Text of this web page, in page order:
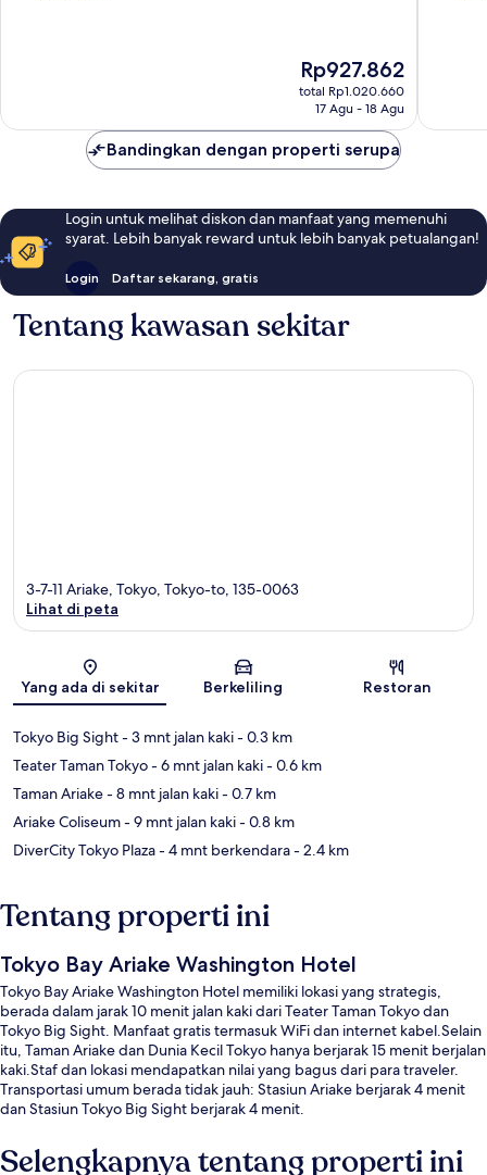
Harga
sekarang
Rp927.862
Rp927.862
total Rp1.020.660
17 Agu - 18 Agu
Bandingkan dengan properti serupa
Login untuk melihat diskon dan manfaat yang memenuhi
syarat. Lebih banyak reward untuk lebih banyak petualangan!
Login Daftar sekarang, gratis
Tentang kawasan sekitar
Peta
3-7-11 Ariake, Tokyo, Tokyo-to, 135-0063
Lihat di peta
Yang ada di sekitar Berkeliling Restoran
Tokyo Big Sight- 3 mnt jalan kaki- 0.3 km
Teater Taman Tokyo- 6 mnt jalan kaki- 0.6 km
Taman Ariake- 8 mnt jalan kaki- 0.7 km
Ariake Coliseum- 9 mnt jalan kaki- 0.8 km
DiverCity Tokyo Plaza- 4 mnt berkendara- 2.4 km
Tentang properti ini
Tokyo Bay Ariake Washington Hotel
Tokyo Bay Ariake Washington Hotel memiliki lokasi yang strategis,
berada dalam jarak 10 menit jalan kaki dari Teater Taman Tokyo dan
Tokyo Big Sight. Manfaat gratis termasuk WiFi dan internet kabel.Selain
itu, Taman Ariake dan Dunia Kecil Tokyo hanya berjarak 15 menit berjalan
kaki.Staf dan lokasi mendapatkan nilai yang bagus dari para traveler.
Transportasi umum berada tidak jauh: Stasiun Ariake berjarak 4 menit
dan Stasiun Tokyo Big Sight berjarak 4 menit.
Selengkapnya tentang properti ini